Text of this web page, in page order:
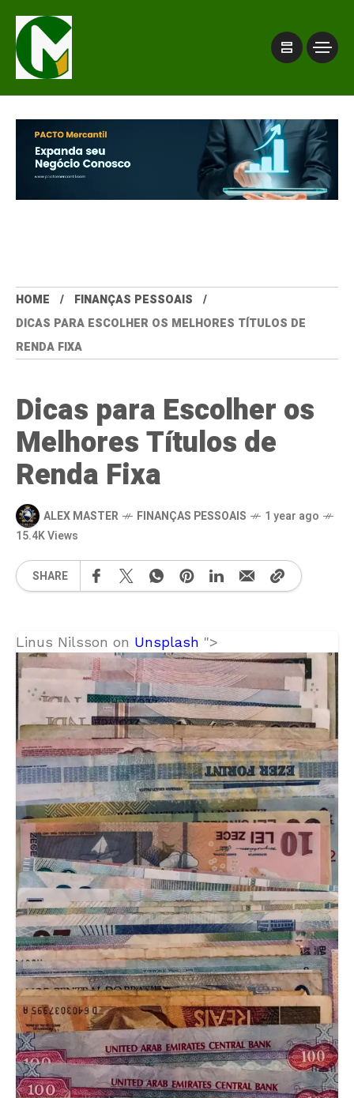
HOME
FINANÇAS PESSOAIS
DICAS PARA ESCOLHER OS MELHORES TÍTULOS DE
RENDA FIXA
Dicas para Escolher os
Melhores Títulos de
Renda Fixa
ALEX MASTER FINANÇAS PESSOAIS
1 year ago
15.4K Views
SHARE
Linus Nilsson on Unsplash ">